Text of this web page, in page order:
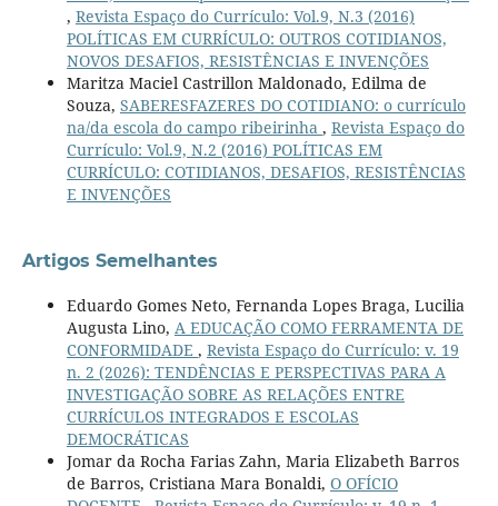
, Revista Espaço do Currículo: Vol.9, N.3 (2016)
POLÍTICAS EM CURRÍCULO: OUTROS COTIDIANOS,
NOVOS DESAFIOS, RESISTÊNCIAS E INVENÇÕES
Maritza Maciel Castrillon Maldonado, Edilma de
Souza, SABERESFAZERES DO COTIDIANO: o currículo
na/da escola do campo ribeirinha , Revista Espaço do
Currículo: Vol.9, N.2 (2016) POLÍTICAS EM
CURRÍCULO: COTIDIANOS, DESAFIOS, RESISTÊNCIAS
E INVENÇÕES
Artigos Semelhantes
Eduardo Gomes Neto, Fernanda Lopes Braga, Lucilia
Augusta Lino, A EDUCAÇÃO COMO FERRAMENTA DE
CONFORMIDADE , Revista Espaço do Currículo: v. 19
n. 2 (2026): TENDÊNCIAS E PERSPECTIVAS PARA A
INVESTIGAÇÃO SOBRE AS RELAÇÕES ENTRE
CURRÍCULOS INTEGRADOS E ESCOLAS
DEMOCRÁTICAS
Jomar da Rocha Farias Zahn, Maria Elizabeth Barros
de Barros, Cristiana Mara Bonaldi, O OFÍCIO